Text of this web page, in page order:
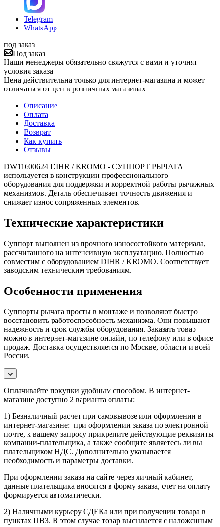
Telegram
WhatsApp
под заказ
Под заказ
Наши менеджеры обязательно свяжутся с вами и уточнят
условия заказа
Цена действительна только для интернет-магазина и может
отличаться от цен в розничных магазинах
Описание
Оплата
Доставка
Возврат
Как купить
Отзывы
DW11600624 DIHR / KROMO - СУППОРТ РЫЧАГА
используется в конструкции профессионального
оборудования для поддержки и корректной работы рычажных
механизмов. Деталь обеспечивает точность движения и
снижает износ сопряженных элементов.
Технические характеристики
Суппорт выполнен из прочного износостойкого материала,
рассчитанного на интенсивную эксплуатацию. Полностью
совместим с оборудованием DIHR / KROMO. Соответствует
заводским техническим требованиям.
Особенности применения
Суппорты рычага просты в монтаже и позволяют быстро
восстановить работоспособность механизма. Они повышают
надежность и срок службы оборудования. Заказать товар
можно в интернет-магазине онлайн, по телефону или в офисе
продаж. Доставка осуществляется по Москве, области и всей
России.
Оплачивайте покупки удобным способом. В интернет-
магазине доступно 2 варианта оплаты:
1) Безналичный расчет при самовывозе или оформлении в
интернет-магазине: при оформлении заказа по электронной
почте, к вашему запросу прикрепите действующие реквизиты
компании-плательщика, а также сообщите являетесь ли вы
плательщиком НДС. Дополнительно указывается
необходимость и параметры доставки.
При оформлении заказа на сайте через личный кабинет,
данные плательщика вносятся в форму заказа, счет на оплату
формируется автоматически.
2) Наличными курьеру СДЕКа или при получении товара в
пунктах ПВЗ. В этом случае товар высылается с наложенным